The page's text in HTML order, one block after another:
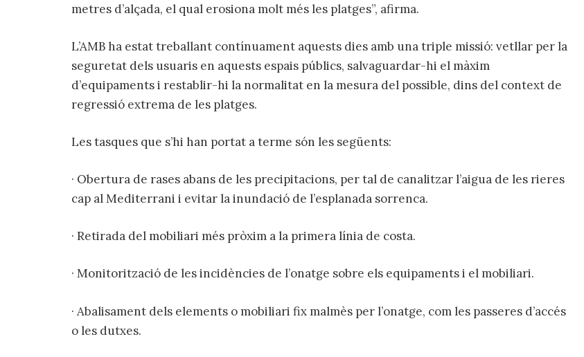
metres d’alçada, el qual erosiona molt més les platges”, afirma.
L’AMB ha estat treballant contínuament aquests dies amb una triple missió: vetllar per la
seguretat dels usuaris en aquests espais públics, salvaguardar-hi el màxim
d’equipaments i restablir-hi la normalitat en la mesura del possible, dins del context de
regressió extrema de les platges.
Les tasques que s’hi han portat a terme són les següents:
· Obertura de rases abans de les precipitacions, per tal de canalitzar l’aigua de les rieres
cap al Mediterrani i evitar la inundació de l’esplanada sorrenca.
· Retirada del mobiliari més pròxim a la primera línia de costa.
· Monitorització de les incidències de l’onatge sobre els equipaments i el mobiliari.
· Abalisament dels elements o mobiliari fix malmès per l’onatge, com les passeres d’accés
o les dutxes.